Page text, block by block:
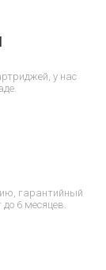
у нас
гарантийный
6 месяцев.